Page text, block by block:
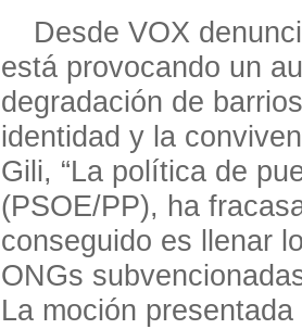
Desde VOX
está provocando un
degradación de
identidad y la
Gili, “La política de
(PSOE/PP), ha
conseguido es llenar
ONGs
La moción